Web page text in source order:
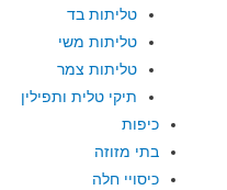
טליתות בד
טליתות משי
טליתות צמר
תיקי טלית ותפילין
כיפות
בתי מזוזה
כיסויי חלה